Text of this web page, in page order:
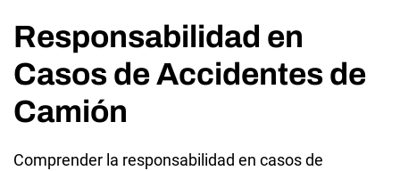
Responsabilidad en
Casos de Accidentes de
Camión
Comprender la responsabilidad en casos de